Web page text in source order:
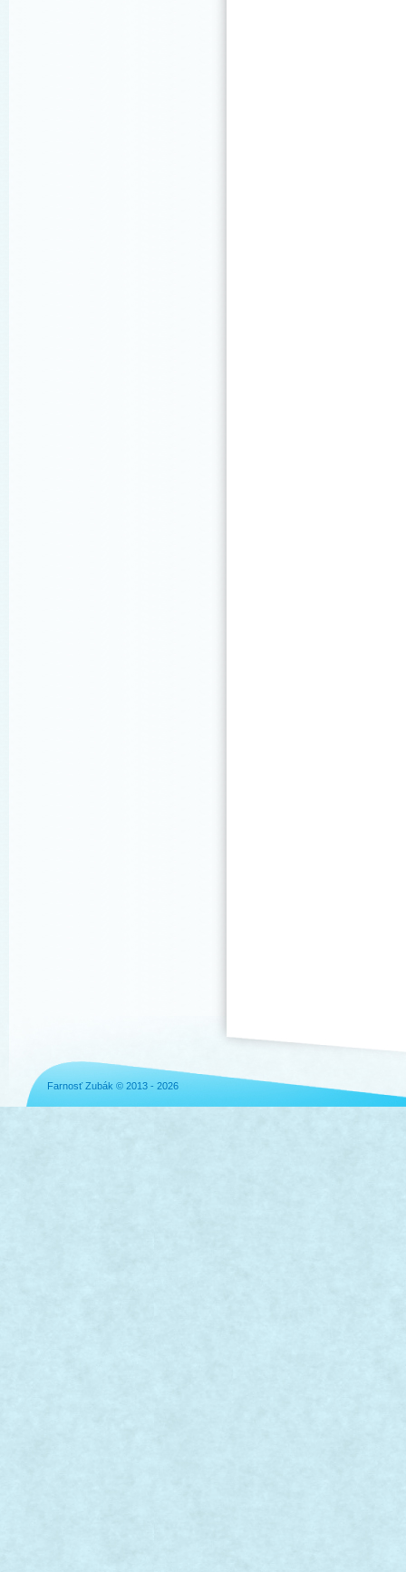
Farnosť Zubák © 2013 - 2026